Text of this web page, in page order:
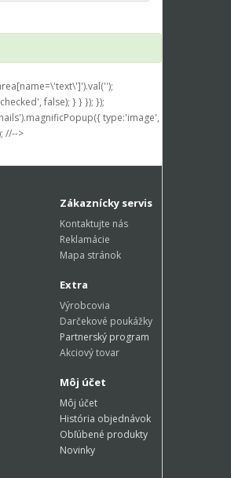
false); } } }); });
type:'image',
//-->
Zákaznícky servis
Kontaktujte nás
Reklamácie
Mapa stránok
Extra
Výrobcovia
Darčekové poukážky
Partnerský program
Akciový tovar
Môj účet
Môj účet
História objednávok
Obľúbené produkty
Novinky